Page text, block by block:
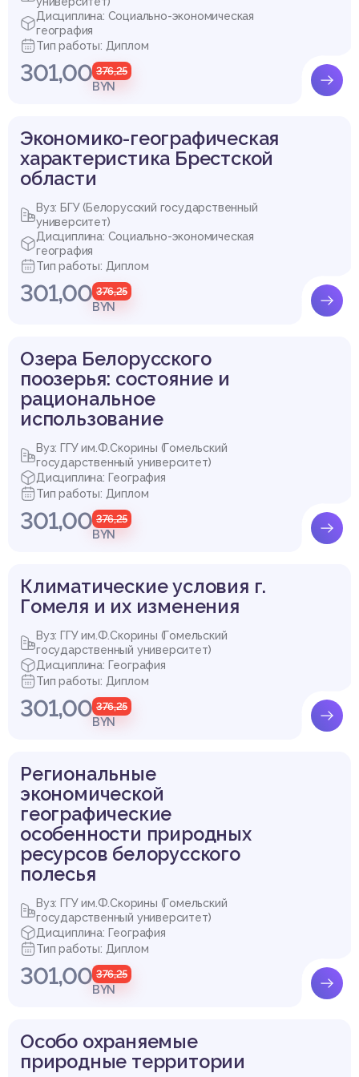
Дисциплина: Социально-экономическая
география
Тип работы: Диплом
301,00 376,25
BYN
Экономико-географическая
характеристика Брестской
области
Вуз: БГУ (Белорусский государственный
университет)
Дисциплина: Социально-экономическая
география
Тип работы: Диплом
301,00 376,25
BYN
Озера Белорусского
поозерья: состояние и
рациональное
использование
Вуз: ГГУ им.Ф.Скорины (Гомельский
государственный университет)
Дисциплина: География
Тип работы: Диплом
301,00 376,25
BYN
Климатические условия г.
Гомеля и их изменения
Вуз: ГГУ им.Ф.Скорины (Гомельский
государственный университет)
Дисциплина: География
Тип работы: Диплом
301,00 376,25
BYN
Региональные
экономической
географические
особенности природных
ресурсов белорусского
полесья
Вуз: ГГУ им.Ф.Скорины (Гомельский
государственный университет)
Дисциплина: География
Тип работы: Диплом
301,00 376,25
BYN
Особо охраняемые
природные территории